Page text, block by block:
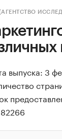
выпуска: 3